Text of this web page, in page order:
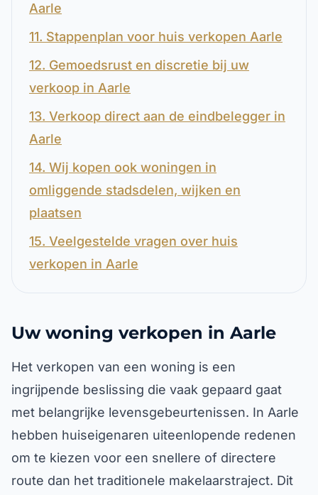
Aarle
11. Stappenplan voor huis verkopen Aarle
12. Gemoedsrust en discretie bij uw
verkoop in Aarle
13. Verkoop direct aan de eindbelegger in
Aarle
14. Wij kopen ook woningen in
omliggende stadsdelen, wijken en
plaatsen
15. Veelgestelde vragen over huis
verkopen in Aarle
Uw woning verkopen in Aarle
Het verkopen van een woning is een
ingrijpende beslissing die vaak gepaard gaat
met belangrijke levensgebeurtenissen. In Aarle
hebben huiseigenaren uiteenlopende redenen
om te kiezen voor een snellere of directere
route dan het traditionele makelaarstraject. Dit